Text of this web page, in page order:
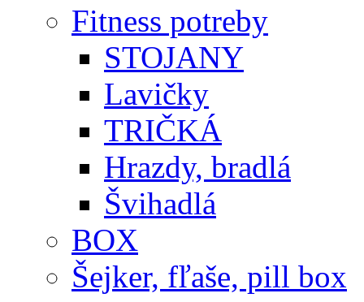
Fitness potreby
STOJANY
Lavičky
TRIČKÁ
Hrazdy, bradlá
Švihadlá
BOX
Šejker, fľaše, pill box